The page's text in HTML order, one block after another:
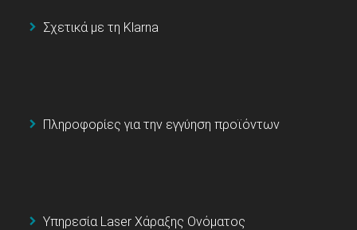
Σχετικά με τη Klarna
Πληροφορίες για την εγγύηση προϊόντων
Υπηρεσία Laser Χάραξης Ονόματος